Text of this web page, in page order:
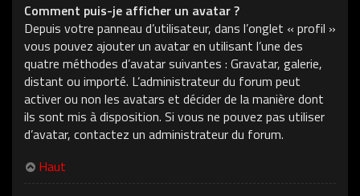
Comment puis-je afficher un avatar ?
Depuis votre panneau d’utilisateur, dans l’onglet « profil »
vous pouvez ajouter un avatar en utilisant l’une des
quatre méthodes d’avatar suivantes : Gravatar, galerie,
distant ou importé. L’administrateur du forum peut
activer ou non les avatars et décider de la manière dont
ils sont mis à disposition. Si vous ne pouvez pas utiliser
d’avatar, contactez un administrateur du forum.
Haut